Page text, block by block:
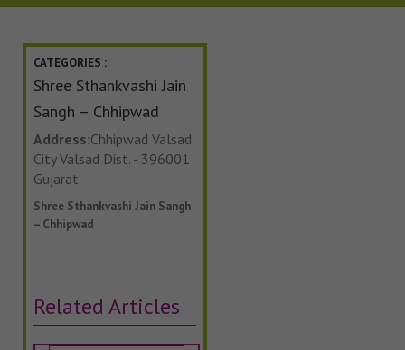
CATEGORIES :
Shree Sthankvashi Jain
Sangh – Chhipwad
Address:Chhipwad Valsad
City Valsad Dist. - 396001
Gujarat
Shree Sthankvashi Jain Sangh
– Chhipwad
Related Articles